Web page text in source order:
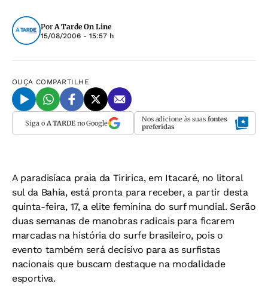
PorA Tarde On Line
15/08/2006 - 15:57 h
OUÇA COMPARTILHE
Siga o A TARDEno Google Nos adicione às suas fontes
preferidas
A paradisíaca praia da Tiririca, em Itacaré, no litoral
sul da Bahia, está pronta para receber, a partir desta
quinta-feira, 17, a elite feminina do surf mundial. Serão
duas semanas de manobras radicais para ficarem
marcadas na história do surfe brasileiro, pois o
evento também será decisivo para as surfistas
nacionais que buscam destaque na modalidade
esportiva.